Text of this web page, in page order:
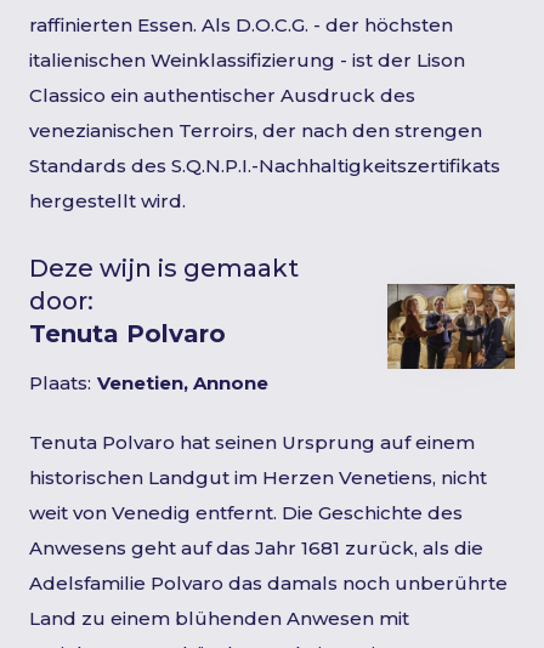
raffinierten Essen. Als D.O.C.G. - der höchsten
italienischen Weinklassifizierung - ist der Lison
Classico ein authentischer Ausdruck des
venezianischen Terroirs, der nach den strengen
Standards des S.Q.N.P.I.-Nachhaltigkeitszertifikats
hergestellt wird.
Deze wijn is gemaakt
door:
Tenuta Polvaro
Plaats: Venetien, Annone
Tenuta Polvaro hat seinen Ursprung auf einem
historischen Landgut im Herzen Venetiens, nicht
weit von Venedig entfernt. Die Geschichte des
Anwesens geht auf das Jahr 1681 zurück, als die
Adelsfamilie Polvaro das damals noch unberührte
Land zu einem blühenden Anwesen mit